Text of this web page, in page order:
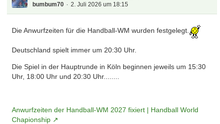
bumbum70 2. Juli 2026 um 18:15
Die Anwurfzeiten für die Handball-WM wurden festgelegt.
Deutschland spielt immer um 20:30 Uhr.
Die Spiel in der Hauptrunde in Köln beginnen jeweils um 15:30
Uhr, 18:00 Uhr und 20:30 Uhr........
Anwurfzeiten der Handball-WM 2027 fixiert | Handball World
Chapionship